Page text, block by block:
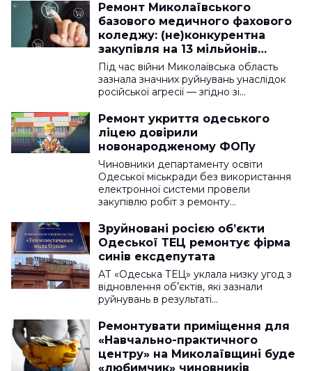
Ремонт Миколаївського
базового медичного фахового
коледжу: (не)конкурентна
закупівля на 13 мільйонів
гривень
Під час війни Миколаївська область
зазнала значних руйнувань унаслідок
російської агресії — згідно зі…
Ремонт укриття одеського
ліцею довірили
новонародженому ФОПу
Чиновники департаменту освіти
Одеської міськради без використання
електронної системи провели
закупівлю робіт з ремонту…
Зруйновані росією обʼєкти
Одеської ТЕЦ ремонтує фірма
синів ексдепутата
АТ «Одеська ТЕЦ» уклала низку угод з
відновлення обʼєктів, які зазнали
руйнувань в результаті…
Ремонтувати приміщення для
«Навчально-практичного
центру» на Миколаївщині буде
«любимчик» чиновників